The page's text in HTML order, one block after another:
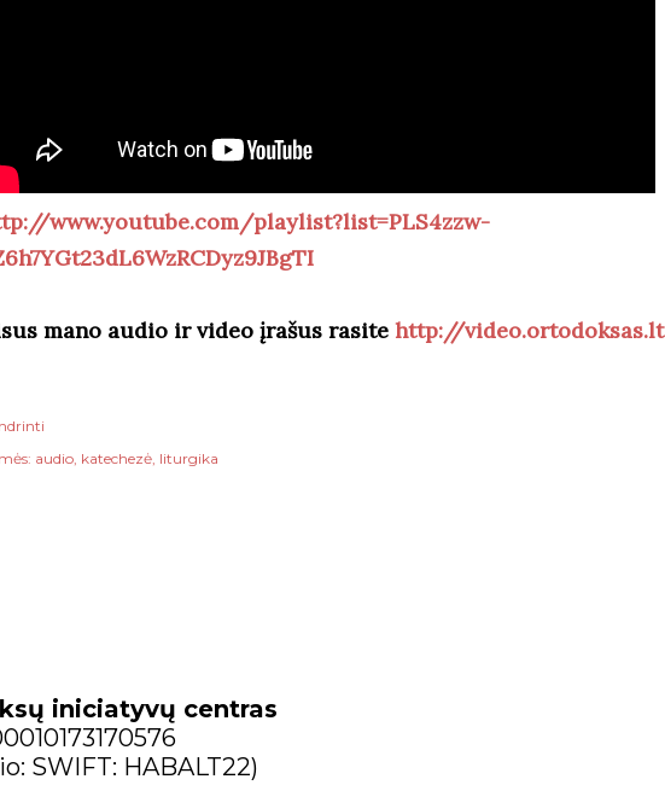
www.youtube.com/playlist?list=PLS4zzw-
mano audio ir video įrašus rasite http://video.ortodoksas.lt
audio katechezė liturgika
iniciatyvų centras
SWIFT: HABALT22)